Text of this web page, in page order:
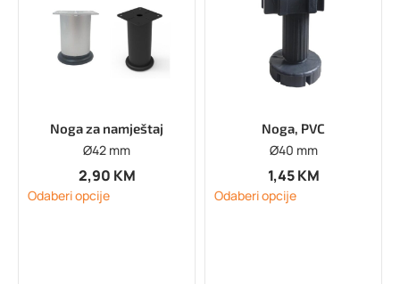
Noga za namještaj
Ø42 mm
2,90 KM
Odaberi opcije
Noga, PVC
Ø40 mm
1,45KM
Odaberi opcije